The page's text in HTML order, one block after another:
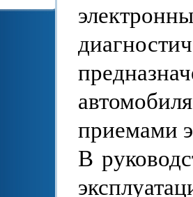
приемами
В